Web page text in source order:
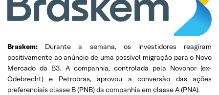
Braskem: Durante a semana, os investidores reagiram
positivamente ao anúncio de uma possível migração para o Novo
Mercado da B3. A companhia, controlada pela Novonor (ex-
Odebrecht) e Petrobras, aprovou a conversão das ações
preferenciais classe B (PNB) da companhia em classe A (PNA).